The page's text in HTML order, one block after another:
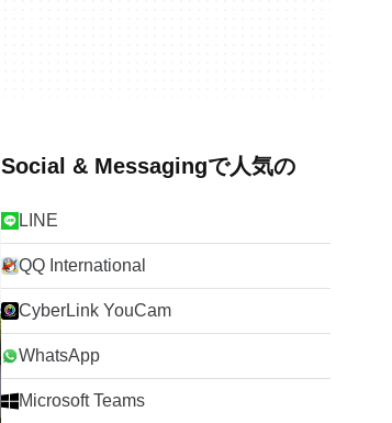
Social & Messagingで人気の
LINE
QQ International
CyberLink YouCam
WhatsApp
Microsoft Teams